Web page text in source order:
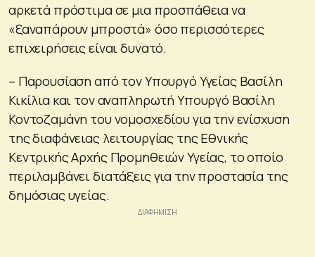
αρκετά πρόστιμα σε μια προσπάθεια να
«ξαναπάρουν μπροστά» όσο περισσότερες
επιχειρήσεις είναι δυνατό.
– Παρουσίαση από τον Υπουργό Υγείας Βασίλη
Κικίλια και τον αναπληρωτή Υπουργό Βασίλη
Κοντοζαμάνη του νομοσχεδίου για την ενίσχυση
της διαφάνειας λειτουργίας της Εθνικής
Κεντρικής Αρχής Προμηθειών Υγείας, το οποίο
περιλαμβάνει διατάξεις για την προστασία της
δημόσιας υγείας.